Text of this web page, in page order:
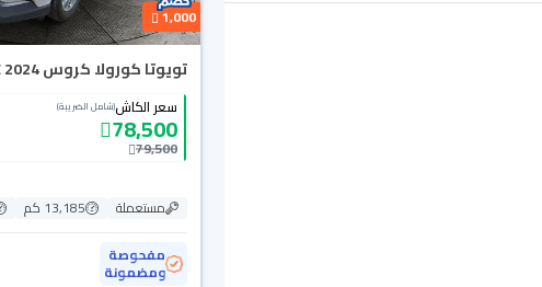
1,000
تويوتا كورولا كروس LE 2024
سعر الكاش(شامل الضريبة)
78,500
79,500
مستعملة 13,185 كم
مفحوصة
ومضمونة